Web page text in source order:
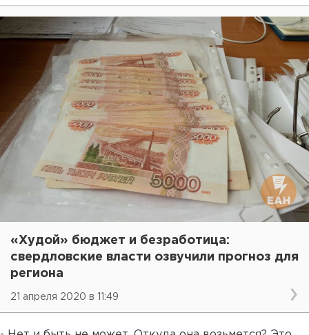
«Худой» бюджет и безработица:
свердловские власти озвучили прогноз для
региона
21 апреля 2020 в 11:49